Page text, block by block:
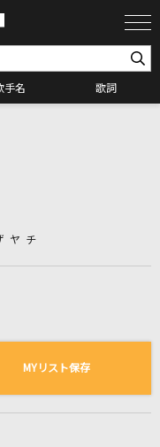
手名 歌詞
曲の一覧
ヤ チ
MYリスト保存